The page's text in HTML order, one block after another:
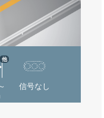
他
信号なし